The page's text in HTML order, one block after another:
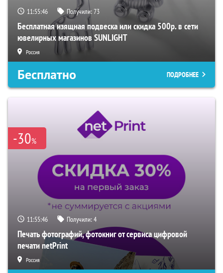
11:55:45 Получили:73
Бесплатная изящная подвеска или скидка 500р. в сети
ювелирных магазинов SUNLIGHT
Россия
Бесплатно ПОДРОБНЕЕ
-30%
11:55:45 Получили:4
Печать фотографий, фотокниг от сервиса цифровой
печати netPrint
Россия